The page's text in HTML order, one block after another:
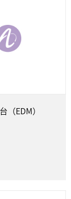
（EDM）